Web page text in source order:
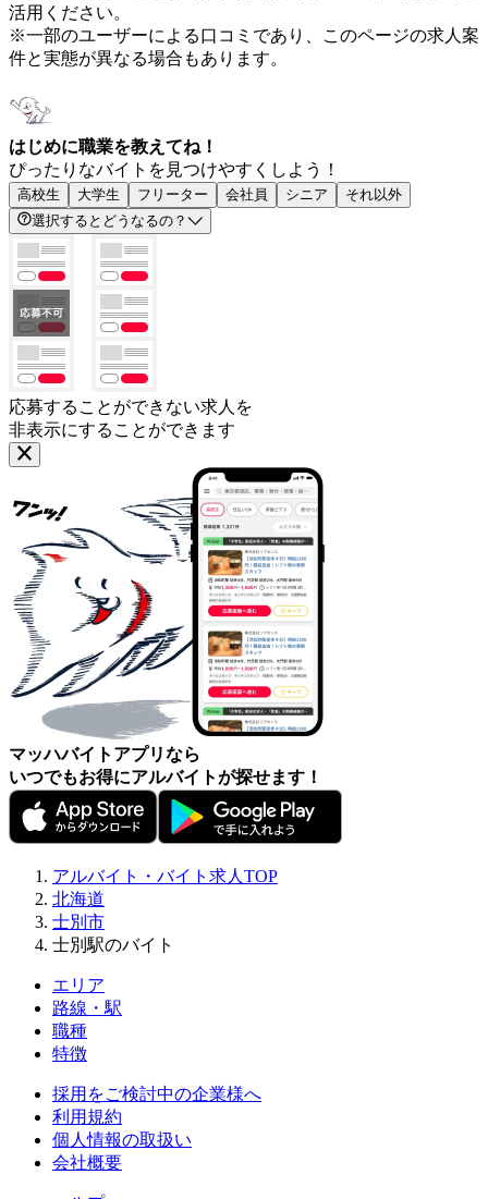
活用ください。
※一部のユーザーによる口コミであり、このページの求人案
件と実態が異なる場合もあります。
はじめに職業を教えてね！
ぴったりなバイトを見つけやすくしよう！
高校生 大学生 フリーター 会社員 シニア
それ以外
選択するとどうなるの？
応募することができない求人を
非表示にすることができます
マッハバイトアプリなら
いつでもお得にアルバイトが探せます！
アルバイト・バイト求人TOP
北海道
士別市
士別駅のバイト
エリア
路線・駅
職種
特徴
採用をご検討中の企業様へ
利用規約
個人情報の取扱い
会社概要